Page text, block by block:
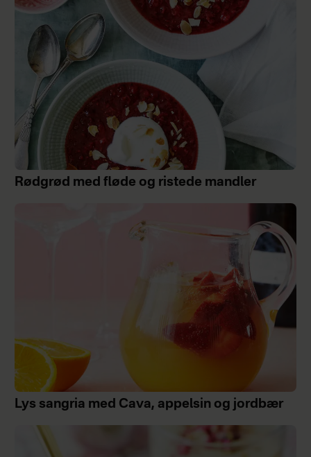
Rødgrød med fløde og ristede mandler
Lys sangria med Cava, appelsin og jordbær